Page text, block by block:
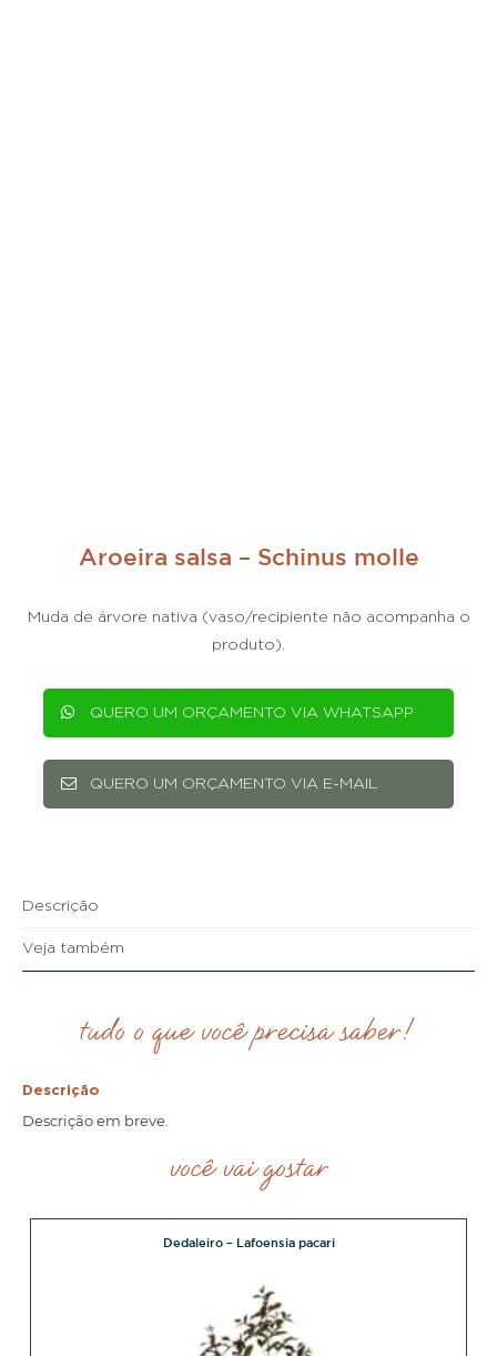
Aroeira salsa – Schinus molle
Muda de árvore nativa (vaso/recipiente não acompanha o
produto).
QUERO UM ORÇAMENTO VIA WHATSAPP
QUERO UM ORÇAMENTO VIA E-MAIL
Descrição
Veja também
tudo o que você precisa saber!
Descrição
Descrição em breve.
você vai gostar
Dedaleiro – Lafoensia pacari